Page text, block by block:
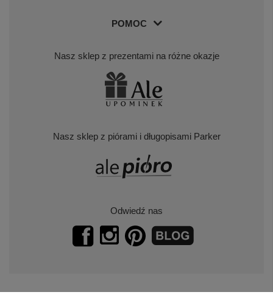
POMOC
Nasz sklep z prezentami na różne okazje
Nasz sklep z piórami i długopisami Parker
Odwiedź nas